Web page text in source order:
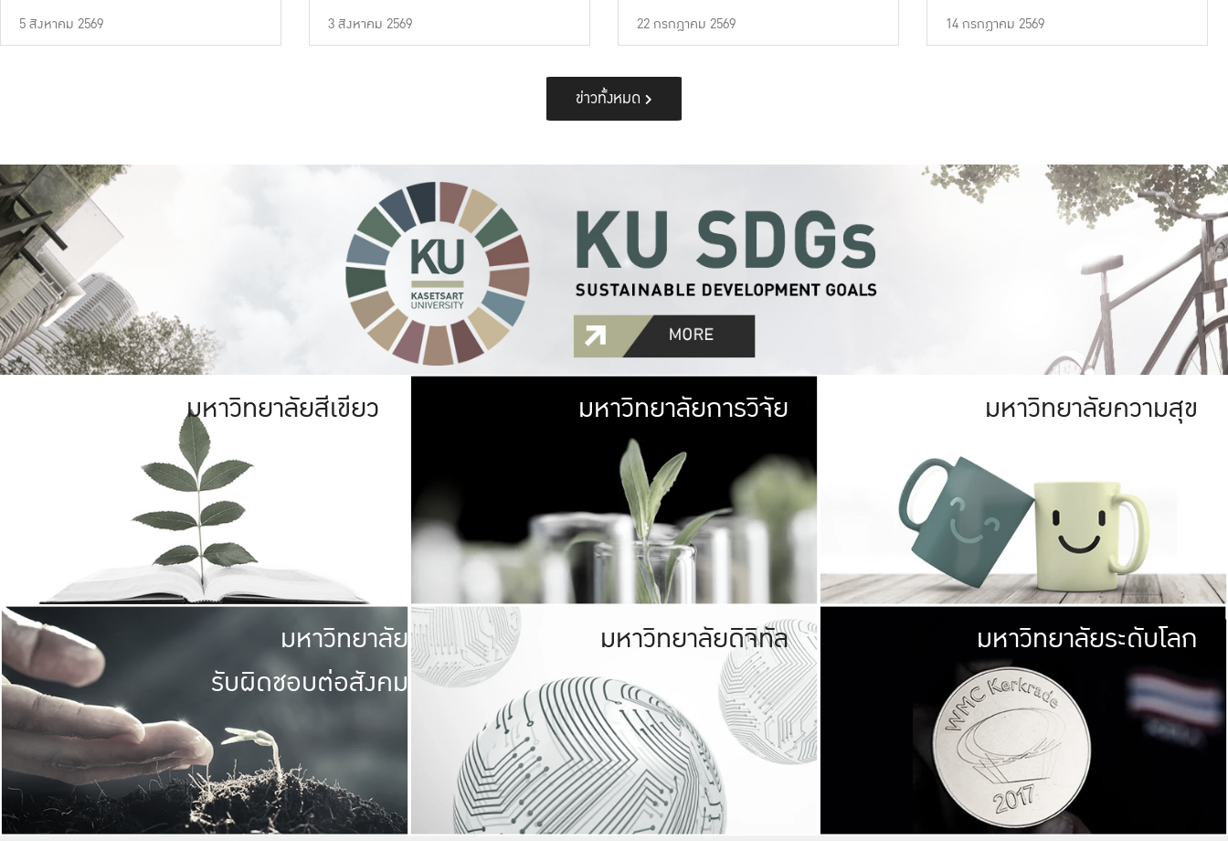
5 สิงหาคม 2569 3 สิงหาคม 2569 22 กรกฎาคม 2569 14 กรกฎาคม 2569
ข่าวทั้งหมด
มหาวิทยาลัยสีเขียว มหาวิทยาลัย
เกษตรศาสตร์ มีพื้นที่เขียวสดใส หนาแน่น
เป็นป่าในเมือง (URBAN FOREST)
เกษตรในเมือง (URBAN AGRICULTURE)
ที่นับรวมกันได้ประมาณ 1,400 ไร่
มหาวิทยาลัยการวิจัย มหาวิทยาลัย
ให้กับประชาชน
มหาวิทยาลัยความสุข
มหาวิทยาลัย
รับผิดชอบต่อสังคม
มหาวิทยาลัยรับผิดชอบต่อสังคม
ร่วมมือกับชุมชน เพื่อความกินดีอยู่ดี
และความสุขอย่างยั่งยืน
มองปัญหาในภาพกว้าง
แก้ไขจากปัญหาจุดเล็กๆ
มหาวิทยาลัยดิจิทัล มหาวิทยา
พร้อมที่จ
และผลักดันในการใช้ระบบส
เพื่อการทำงานแ
มหาวิทยาลัยระดับโลก